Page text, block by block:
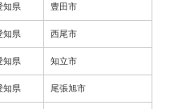
知県 豊田市
知県 西尾市
知県 知立市
知県 尾張旭市